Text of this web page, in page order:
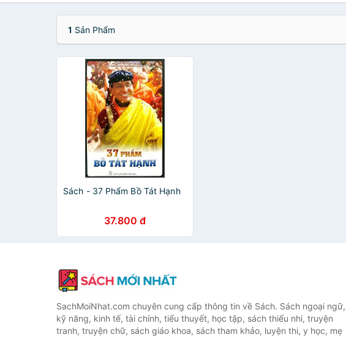
1 Sản Phẩm
Sách - 37 Phẩm Bồ Tát Hạnh
37.800 đ
SachMoiNhat.com chuyên cung cấp thông tin về Sách. Sách ngoại ngữ,
kỹ năng, kinh tế, tài chính, tiểu thuyết, học tập, sách thiếu nhi, truyện
tranh, truyện chữ, sách giáo khoa, sách tham khảo, luyện thi, y học, mẹ